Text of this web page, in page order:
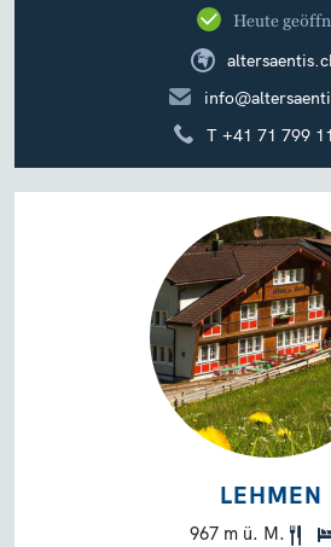
Heute
T +41 71 799
LEHMEN
967 m ü. M.